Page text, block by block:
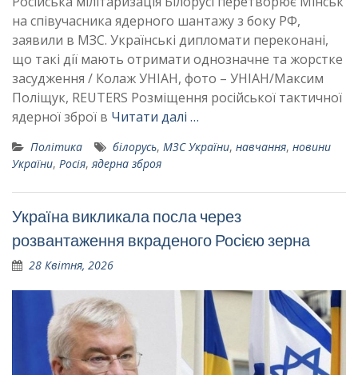
на співучасника ядерного шантажу з боку РФ,
заявили в МЗС. Українські дипломати переконані,
що такі дії мають отримати однозначне та жорстке
засудження / Колаж УНІАН, фото – УНІАН/Максим
Поліщук, REUTERS Розміщення російської тактичної
ядерної зброї в Читати далі …
Політика білорусь, МЗС України, навчання, новини
України, Росія,ядерна зброя
Україна викликала посла через
розвантаження вкраденого Росією зерна
28 Квітня, 2026